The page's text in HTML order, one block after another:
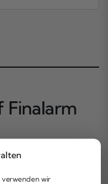
verwenden wir
Finalarm